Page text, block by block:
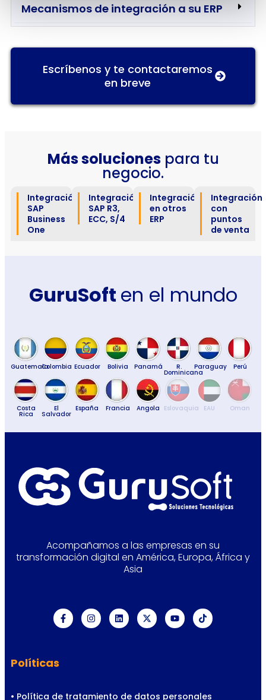
Mecanismos de integración a su ERP
Escríbenos y te contactaremos
en breve
Más solucionespara tu
negocio.
Integración
SAP
Business
One
Integración
SAP R3,
ECC, S/4
Integración
en otros
ERP
Integración
con
puntos
de venta
GuruSoft en el mundo
GuatemalaColombia Ecuador Bolivia Panamá R.
Dominicana
Paraguay Perú
Costa
Rica
El
Salvador
España Francia Angola Eslovaquia EAU Oman
Acompañamos a las empresas en su
transformación digital en América, Europa, África y
Asia
Políticas
• Política de tratamiento de datos personales